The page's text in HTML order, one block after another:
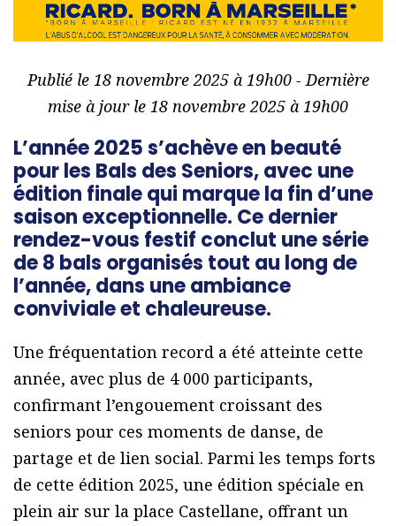
Publié le 18 novembre 2025 à 19h00 - Dernière
mise à jour le 18 novembre 2025 à 19h00
L’année 2025 s’achève en beauté
pour les Bals des Seniors, avec une
édition finale qui marque la fin d’une
saison exceptionnelle. Ce dernier
rendez-vous festif conclut une série
de 8 bals organisés tout au long de
l’année, dans une ambiance
conviviale et chaleureuse.
Une fréquentation record a été atteinte cette
année, avec plus de 4 000 participants,
confirmant l’engouement croissant des
seniors pour ces moments de danse, de
partage et de lien social. Parmi les temps forts
de cette édition 2025, une édition spéciale en
plein air sur la place Castellane, offrant un